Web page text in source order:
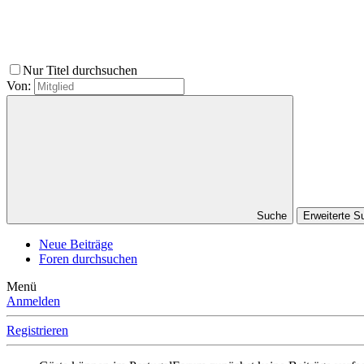
Nur Titel durchsuchen
Von:
Suche Erweiterte
Neue Beiträge
Foren durchsuchen
Menü
Anmelden
Registrieren